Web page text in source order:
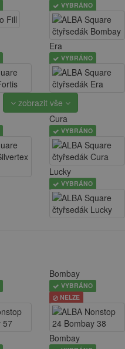
VYBRÁNO
Era
VYBRÁNO
zobrazit vše
Cura
VYBRÁNO
Lucky
VYBRÁNO
Bombay
VYBRÁNO
NELZE
Bombay